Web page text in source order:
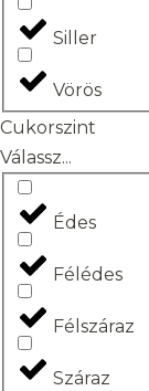
Siller
Vörös
Cukorszint
Válassz...
Édes
Félédes
Félszáraz
Száraz